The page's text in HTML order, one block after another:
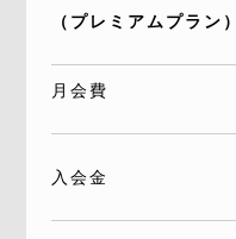
（プレミアムプラン）
月会費
入会金